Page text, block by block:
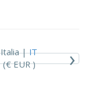
Italia |IT
(€ EUR )
›